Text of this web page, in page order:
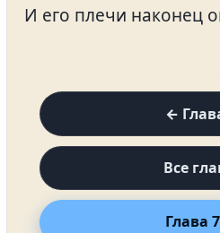
И его плечи наконец
←
Все
Глава